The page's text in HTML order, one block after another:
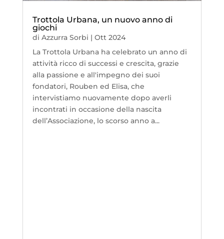
Trottola Urbana, un nuovo anno di
giochi
di Azzurra Sorbi | Ott 2024
La Trottola Urbana ha celebrato un anno di
attività ricco di successi e crescita, grazie
alla passione e all'impegno dei suoi
fondatori, Rouben ed Elisa, che
intervistiamo nuovamente dopo averli
incontrati in occasione della nascita
dell’Associazione, lo scorso anno a...